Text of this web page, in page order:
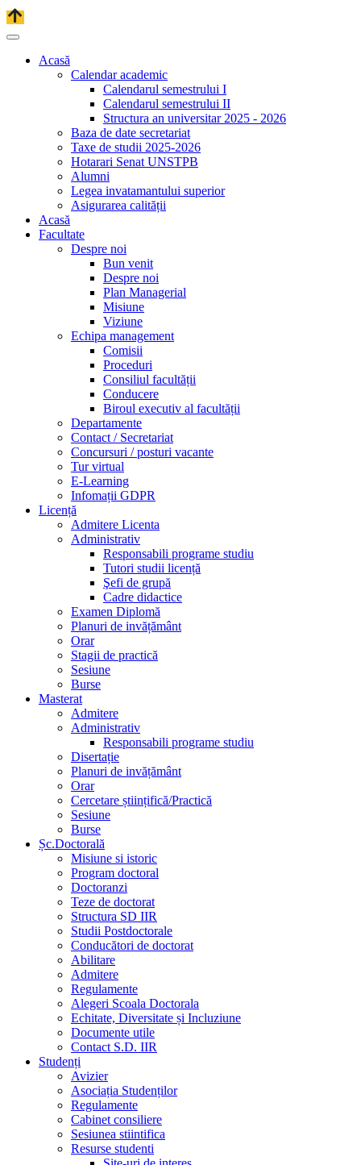
Acasă
Calendar academic
Calendarul semestrului I
Calendarul semestrului II
Structura an universitar 2025 - 2026
Baza de date secretariat
Taxe de studii 2025-2026
Hotarari Senat UNSTPB
Alumni
Legea invatamantului superior
Asigurarea calității
Acasă
Facultate
Despre noi
Bun venit
Despre noi
Plan Managerial
Misiune
Viziune
Echipa management
Comisii
Proceduri
Consiliul facultății
Conducere
Biroul executiv al facultății
Departamente
Contact / Secretariat
Concursuri / posturi vacante
Tur virtual
E-Learning
Infomații GDPR
Licență
Admitere Licenta
Administrativ
Responsabili programe studiu
Tutori studii licență
Şefi de grupă
Cadre didactice
Examen Diplomă
Planuri de invățământ
Orar
Stagii de practică
Sesiune
Burse
Masterat
Admitere
Administrativ
Responsabili programe studiu
Disertație
Planuri de invățământ
Orar
Cercetare științifică/Practică
Sesiune
Burse
Șc.Doctorală
Misiune si istoric
Program doctoral
Doctoranzi
Teze de doctorat
Structura SD IIR
Studii Postdoctorale
Conducători de doctorat
Abilitare
Admitere
Regulamente
Alegeri Scoala Doctorala
Echitate, Diversitate și Incluziune
Documente utile
Contact S.D. IIR
Studenți
Avizier
Asociația Studenților
Regulamente
Cabinet consiliere
Sesiunea stiintifica
Resurse studenti